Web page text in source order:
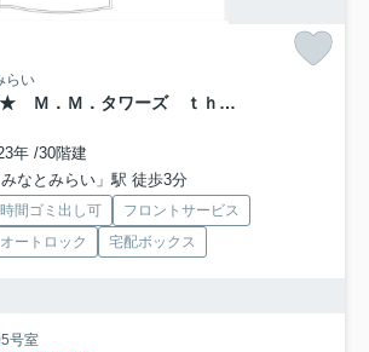
らい
★仲介手数料無料★ Ｍ．Ｍ．タワーズ ｔｈｅ Ｅａｓｔ
年 /30階建
なとみらい」駅 徒歩3分
間ゴミ出し可
フロントサービス
オートロック 宅配ボックス
号室